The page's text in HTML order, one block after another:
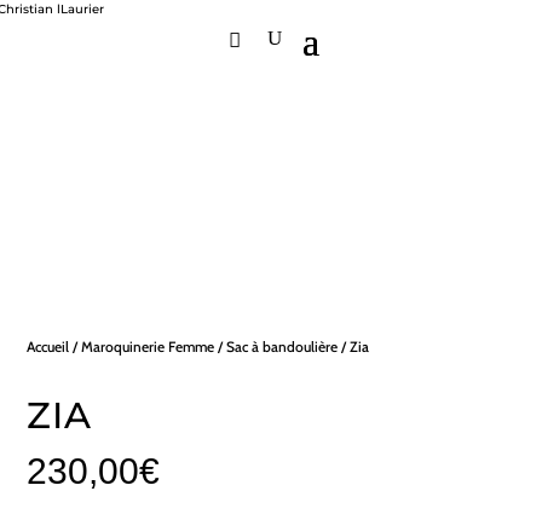
Accueil /Maroquinerie Femme /Sac à bandoulière / Zia
ZIA
230,00€